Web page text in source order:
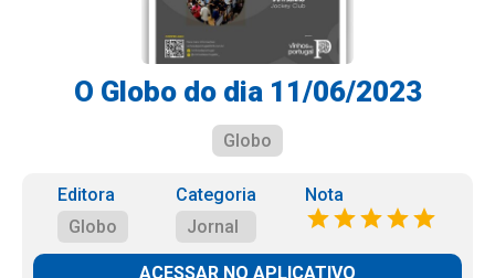
O Globo do dia 11/06/2023
Globo
Editora
Globo
Categoria
Jornal
Nota
ACESSAR NO APLICATIVO